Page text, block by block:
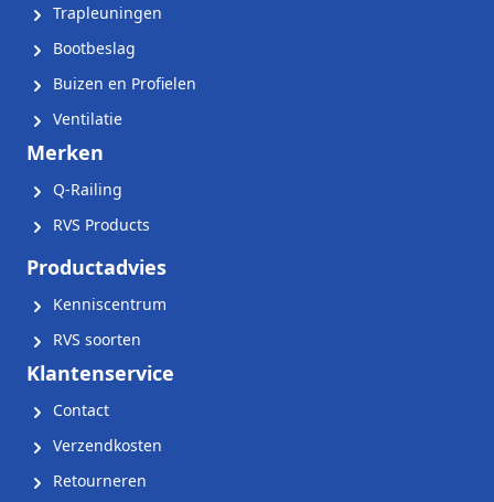
Trapleuningen
Bootbeslag
Buizen en Profielen
Ventilatie
Merken
Q-Railing
RVS Products
Productadvies
Kenniscentrum
RVS soorten
Klantenservice
Contact
Verzendkosten
Retourneren